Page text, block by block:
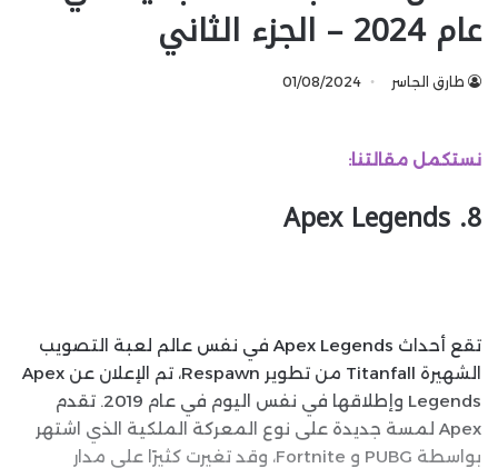
عام 2024 – الجزء الثاني
طارق الجاسر 01/08/2024
نستكمل مقالتنا:
8. Apex Legends
تقع أحداث Apex Legends في نفس عالم لعبة التصويب
الشهيرة Titanfall من تطوير Respawn، تم الإعلان عن Apex
Legends وإطلاقها في نفس اليوم في عام 2019. تقدم
Apex لمسة جديدة على نوع المعركة الملكية الذي اشتهر
بواسطة PUBG و Fortnite، وقد تغيرت كثيرًا على مدار